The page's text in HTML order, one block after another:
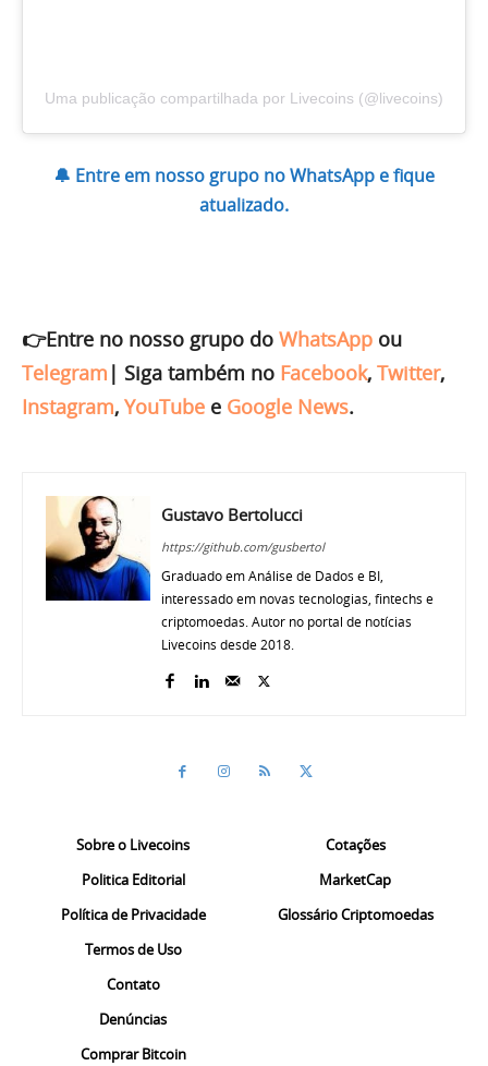
Uma publicação compartilhada por Livecoins (@livecoins)
🔔 Entre em nosso grupo no WhatsApp e fique
atualizado.
👉Entre no nosso grupo do WhatsApp ou
Telegram | Siga também no Facebook, Twitter,
Instagram, YouTube e Google News.
Gustavo Bertolucci
https://github.com/gusbertol
Graduado em Análise de Dados e BI,
interessado em novas tecnologias, fintechs e
criptomoedas. Autor no portal de notícias
Livecoins desde 2018.
Sobre o Livecoins
Politica Editorial
Política de Privacidade
Termos de Uso
Contato
Denúncias
Comprar Bitcoin
Cotações
MarketCap
Glossário Criptomoedas